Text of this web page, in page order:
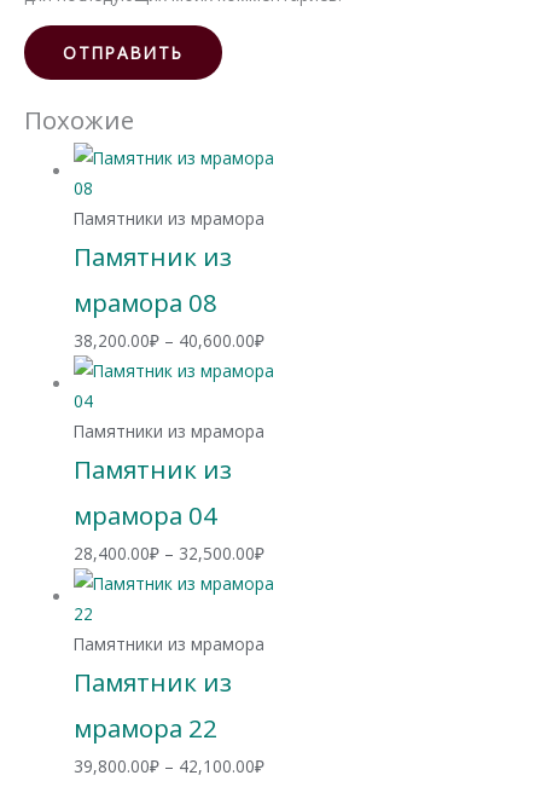
Похожие
Памятники из мрамора
Памятник из
мрамора 08
38,200.00₽ – 40,600.00₽Диапазон
цен:
Памятники из мрамора
Памятник из
мрамора 04
28,400.00₽ – 32,500.00₽Диапазон
цен:
Памятники из мрамора
Памятник из
мрамора 22
39,800.00₽ – 42,100.00₽Диапазон